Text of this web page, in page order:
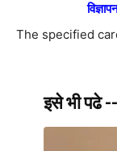
The specified
इसे भी पढे